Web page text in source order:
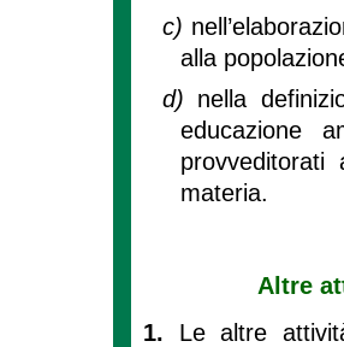
c)
alla
d) nella
educazione
materia.
Altre
1. Le altre